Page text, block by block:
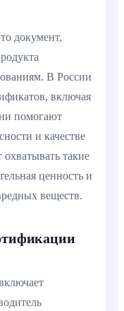
документ,
В России
включая
помогают
и качестве
такие
ценность и
веществ.